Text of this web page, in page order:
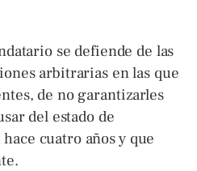
se defiende de las
arbitrarias en las que
de no garantizarles
del estado de
cuatro años y que